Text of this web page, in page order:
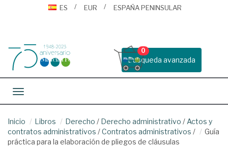
ES
EUR ESPAÑA PENINSULAR
Busqueda avanzada
0
Toggle navigation
Inicio Libros Derecho / Derecho administrativo / Actos y
contratos administrativos /Contratos administrativos /
Guía
práctica para la elaboración de pliegos de cláusulas